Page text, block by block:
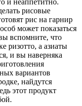
рисовые
рис на гарнир
может показаться
вспомните, что
ризотто, а азиаты
и вы наверняка
вариантов
найдутся
этот продукт